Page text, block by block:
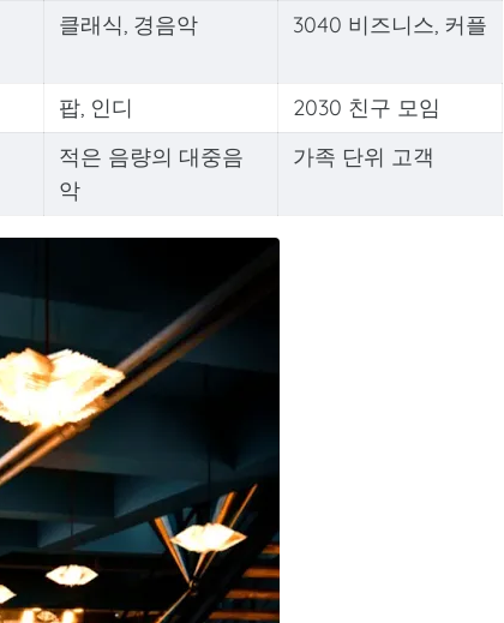
클래식, 경음악 3040 비즈니스, 커플
팝, 인디
2030 친구 모임
적은 음량의 대중음
악
가족 단위 고객